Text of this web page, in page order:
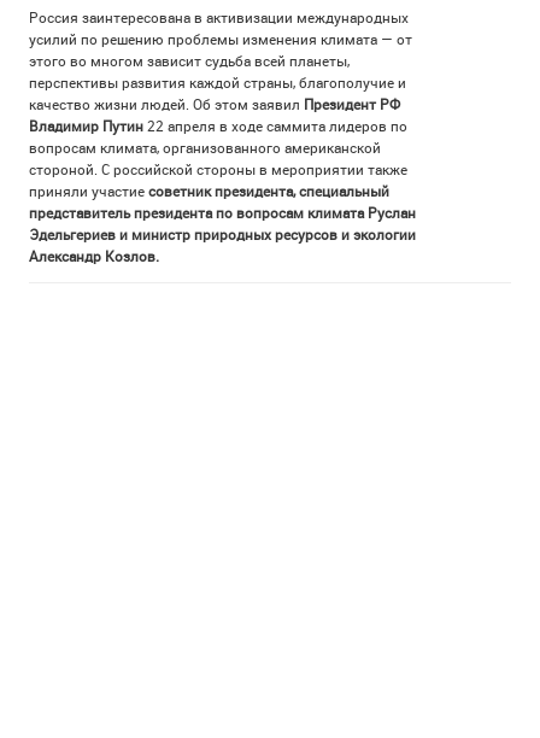
Россия заинтересована в активизации международных
усилий по решению проблемы изменения климата — от
этого во многом зависит судьба всей планеты,
перспективы развития каждой страны, благополучие и
качество жизни людей. Об этом заявил Президент РФ
Владимир Путин 22 апреля в ходе саммита лидеров по
вопросам климата, организованного американской
стороной. С российской стороны в мероприятии также
приняли участие советник президента, специальный
представитель президента по вопросам климата Руслан
Эдельгериев и министр природных ресурсов и экологии
Александр Козлов.